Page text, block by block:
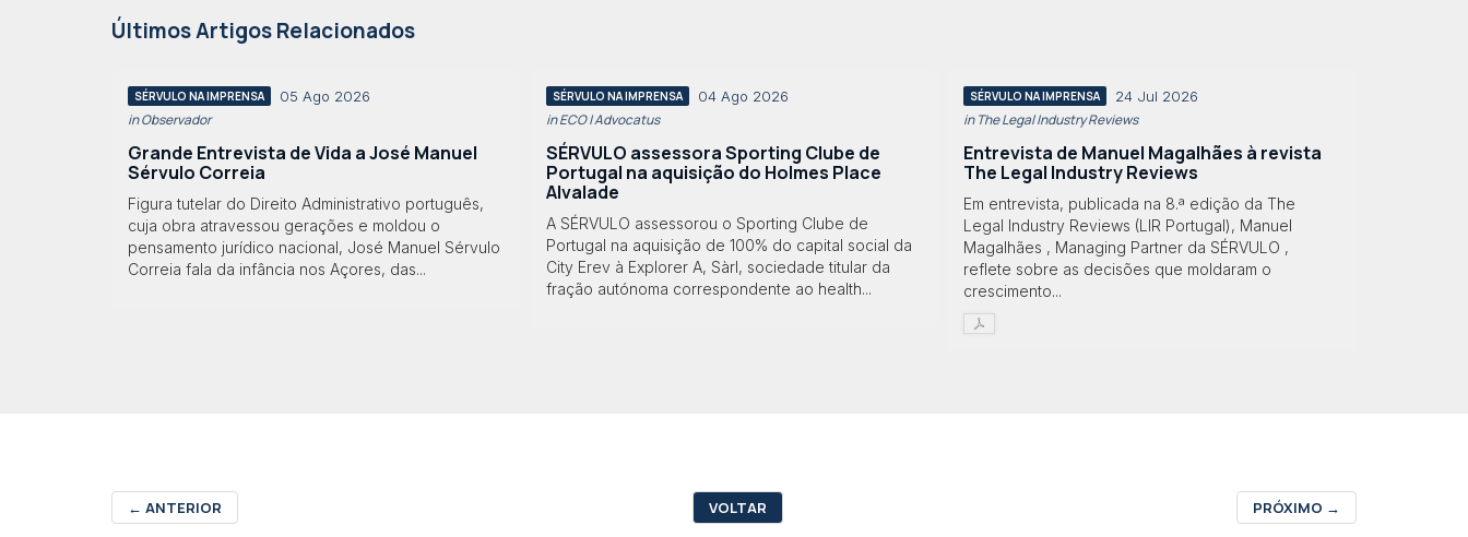
Últimos Artigos Relacionados
SÉRVULO NA IMPRENSA 05 Ago 2026
in Observador
Grande Entrevista de Vida a José Manuel
Sérvulo Correia
Figura tutelar do Direito Administrativo português,
cuja obra atravessou gerações e moldou o
pensamento jurídico nacional, José Manuel Sérvulo
Correia fala da infância nos Açores, das...
SÉRVULO NA IMPRENSA 04 Ago 2026
in ECO | Advocatus
SÉRVULO assessora Sporting Clube de
Portugal na aquisição do Holmes Place
Alvalade
A SÉRVULO assessorou o Sporting Clube de
Portugal na aquisição de 100% do capital social da
City Erev à Explorer A, Sàrl, sociedade titular da
fração autónoma correspondente ao health...
SÉRVULO NA IMPRENSA 24 Jul 2026
in The Legal Industry Reviews
Entrevista de Manuel Magalhães à revista
The Legal Industry Reviews
Em entrevista, publicada na 8.ª edição da The
Legal Industry Reviews (LIR Portugal), Manuel
Magalhães , Managing Partner da SÉRVULO ,
reflete sobre as decisões que moldaram o
crescimento...
← ANTERIOR VOLTAR PRÓXIMO →